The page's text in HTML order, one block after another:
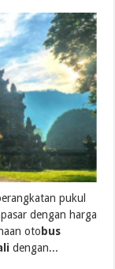
pukul
dengan harga
oto bus
dengan...